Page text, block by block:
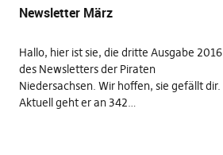
Newsletter März
Hallo, hier ist sie, die dritte Ausgabe 2016
des Newsletters der Piraten
Niedersachsen. Wir hoffen, sie gefällt dir.
Aktuell geht er an 342…